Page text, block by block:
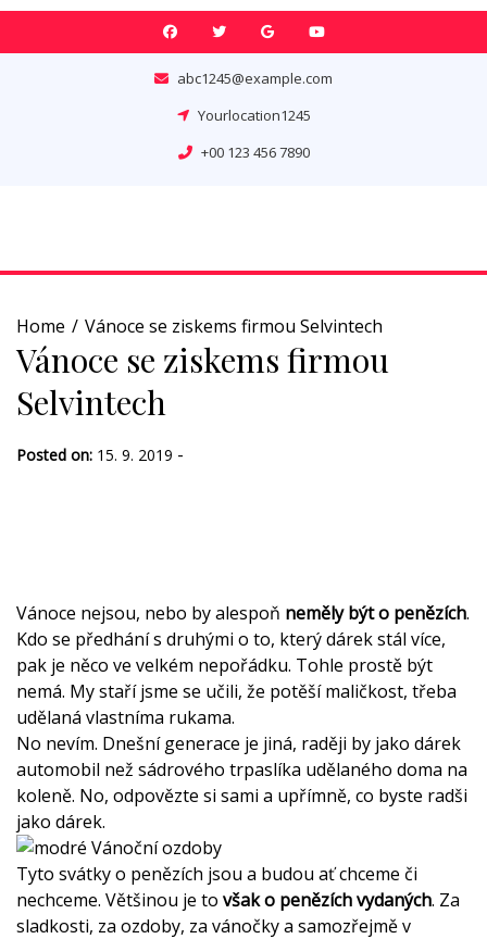
Skip
abc1245@example.com
Yourlocation1245
+00 123 456 7890
Home Vánoce se ziskems firmou Selvintech
Vánoce se ziskems firmou
Selvintech
Posted on: 15. 9. 2019 -
Vánoce nejsou, nebo by alespoň neměly být o penězích.
Kdo se předhání s druhými o to, který dárek stál více,
pak je něco ve velkém nepořádku. Tohle prostě být
nemá. My staří jsme se učili, že potěší maličkost, třeba
udělaná vlastníma rukama.
No nevím. Dnešní generace je jiná, raději by jako dárek
automobil než sádrového trpaslíka udělaného doma na
koleně. No, odpovězte si sami a upřímně, co byste radši
jako dárek.
Tyto svátky o penězích jsou a budou ať chceme či
nechceme. Většinou je to však o penězích vydaných. Za
sladkosti, za ozdoby, za vánočky a samozřejmě v